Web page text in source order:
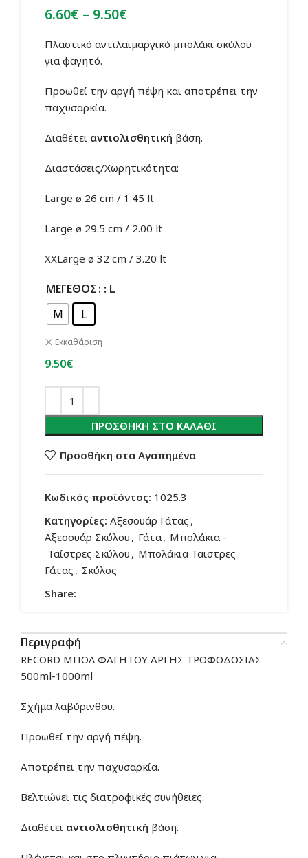
6.60€ – 9.50€Price
6.60€
Πλαστικό αντιλαιμαργικό μπολάκι σκύλου
για φαγητό.
Προωθεί την αργή πέψη και αποτρέπει την
παχυσαρκία.
Διαθέτει αντιολισθητική βάση.
Διαστάσεις/Χωρητικότητα:
Large ø 26 cm / 1.45 lt
Large ø 29.5 cm / 2.00 lt
XXLarge ø 32 cm / 3.20 lt
ΜΈΓΕΘΟΣ : L
M
L
Εκκαθάριση
9.50€
ΠΡΟΣΘΉΚΗ ΣΤΟ ΚΑΛΆΘΙ
Προσθήκη στα Αγαπημένα
Κωδικός προϊόντος: 1025.3
Κατηγορίες: Αξεσουάρ Γάτας ,
Αξεσουάρ Σκύλου , Γάτα, Μπολάκια -
Ταΐστρες Σκύλου , Μπολάκια Ταϊστρες
Γάτας , Σκύλος
Share:
Περιγραφή
RECORD ΜΠΟΛ ΦΑΓΗΤΟΥ ΑΡΓΗΣ ΤΡΟΦΟΔΟΣΙΑΣ
500ml-1000ml
Σχήμα λαβύρινθου.
Προωθεί την αργή πέψη.
Αποτρέπει την παχυσαρκία.
Βελτιώνει τις διατροφικές συνήθειες.
Διαθέτει αντιολισθητική βάση.